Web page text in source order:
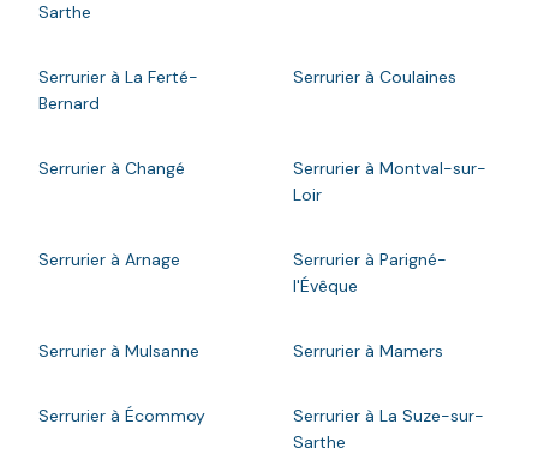
Sarthe
Serrurier à La Ferté-
Bernard
Serrurier à Coulaines
Serrurier à Changé
Serrurier à Montval-sur-
Loir
Serrurier à Arnage
Serrurier à Parigné-
l'Évêque
Serrurier à Mulsanne Serrurier à Mamers
Serrurier à Écommoy
Serrurier à La Suze-sur-
Sarthe